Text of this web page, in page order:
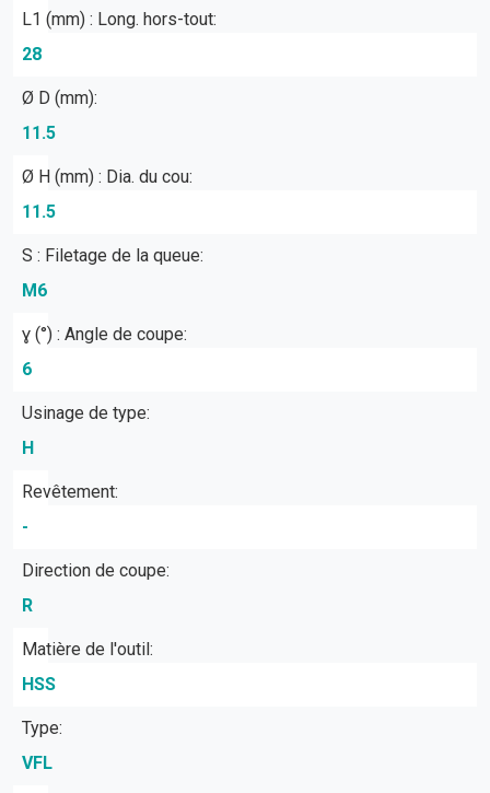
L1 (mm) : Long. hors-tout:
28
Ø D (mm):
11.5
Ø H (mm) : Dia. du cou:
11.5
S : Filetage de la queue:
M6
ɣ (°) : Angle de coupe:
6
Usinage de type:
H
Revêtement:
-
Direction de coupe:
R
Matière de l'outil:
HSS
Type:
VFL